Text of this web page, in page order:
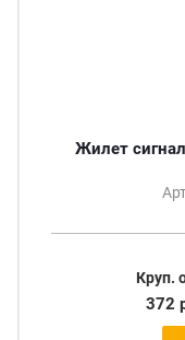
Жилет
Круп.
372